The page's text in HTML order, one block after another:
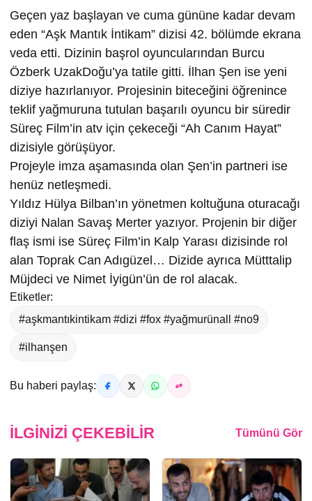
Geçen yaz başlayan ve cuma gününe kadar devam
eden “Aşk Mantık İntikam” dizisi 42. bölümde ekrana
veda etti. Dizinin başrol oyuncularından Burcu
Özberk UzakDoğu’ya tatile gitti. İlhan Şen ise yeni
diziye hazırlanıyor. Projesinin biteceğini öğrenince
teklif yağmuruna tutulan başarılı oyuncu bir süredir
Süreç Film’in atv için çekeceği “Ah Canım Hayat”
dizisiyle görüşüyor.
Projeyle imza aşamasında olan Şen’in partneri ise
henüz netleşmedi.
Yıldız Hülya Bilban’ın yönetmen koltuğuna oturacağı
diziyi Nalan Savaş Merter yazıyor. Projenin bir diğer
flaş ismi ise Süreç Film’in Kalp Yarası dizisinde rol
alan Toprak Can Adıgüzel… Dizide ayrıca Mütttalip
Müjdeci ve Nimet İyigün’ün de rol alacak.
Etiketler:
#aşkmantıkintikam #dizi #fox #yağmurünall #no9
#ilhanşen
Bu haberi paylaş:
İLGINIZI ÇEKEBILIR Tümünü Gör